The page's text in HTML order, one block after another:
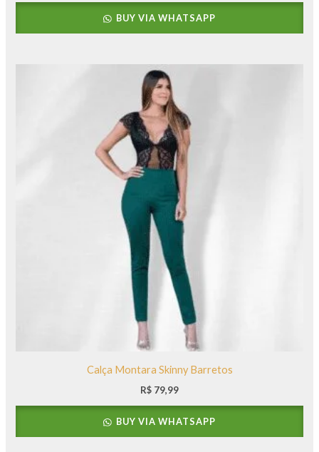
BUY VIA WHATSAPP
Calça Montara Skinny Barretos
R$ 79,99
BUY VIA WHATSAPP